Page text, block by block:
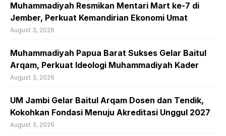
Muhammadiyah Resmikan Mentari Mart ke-7 di
Jember, Perkuat Kemandirian Ekonomi Umat
August 3, 2026
Muhammadiyah Papua Barat Sukses Gelar Baitul
Arqam, Perkuat Ideologi Muhammadiyah Kader
August 3, 2026
UM Jambi Gelar Baitul Arqam Dosen dan Tendik,
Kokohkan Fondasi Menuju Akreditasi Unggul 2027
August 3, 2026